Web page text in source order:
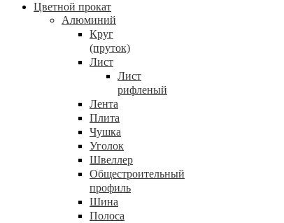
Цветной прокат
Алюминий
Круг
(пруток)
Лист
Лист
рифленый
Лента
Плита
Чушка
Уголок
Швеллер
Общестроительный
профиль
Шина
Полоса